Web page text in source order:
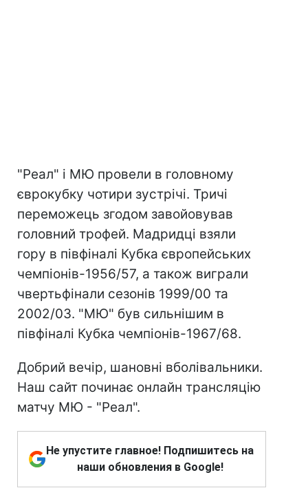
"Реал" і МЮ провели в головному
єврокубку чотири зустрічі. Тричі
переможець згодом завойовував
головний трофей. Мадридці взяли
гору в півфіналі Кубка європейських
чемпіонів-1956/57, а також виграли
чвертьфінали сезонів 1999/00 та
2002/03. "МЮ" був сильнішим в
півфіналі Кубка чемпіонів-1967/68.
Добрий вечір, шановні вболівальники.
Наш сайт починає онлайн трансляцію
матчу МЮ - "Реал".
Не упустите главное! Подпишитесь на
наши обновления в Google!